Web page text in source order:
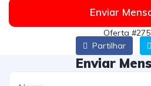
Enviar
Oferta
Partilhar
Enviar